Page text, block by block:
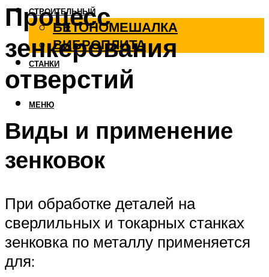
СТРОИТЕЛЬНЫЙ
БЕТОНОМЕШАЛКА
ВИБРОПЛИТА
СТАНКИ
МЕНЮ
Процесс
зенкерования
отверстий
Виды и применение
зенковок
При обработке деталей на
сверлильных и токарных станках
зенковка по металлу применяется
для: